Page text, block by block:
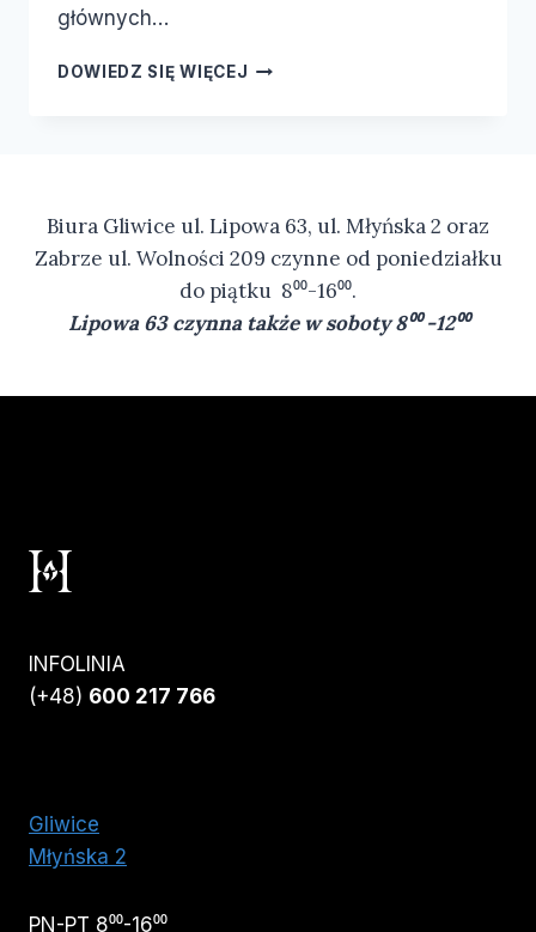
głównych…
DOWIEDZ SIĘ WIĘCEJ
Biura Gliwice ul. Lipowa 63, ul. Młyńska 2 oraz
Zabrze ul. Wolności 209 czynne od poniedziałku
do piątku 8⁰⁰-16⁰⁰.
Lipowa 63 czynna także w soboty 8⁰⁰ -12⁰⁰
INFOLINIA
(+48) 600 217 766
Gliwice
Młyńska 2
PN-PT 8⁰⁰-16⁰⁰